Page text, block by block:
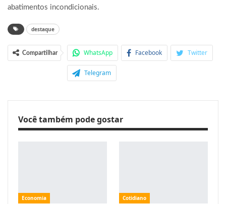
abatimentos incondicionais.
destaque
Compartilhar WhatsApp Facebook Twitter
Telegram
Você também pode gostar
Economia Cotidiano